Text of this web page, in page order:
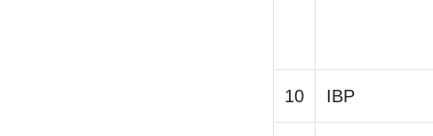
10 IBP